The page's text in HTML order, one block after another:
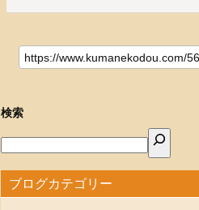
検索
ブログカテゴリー